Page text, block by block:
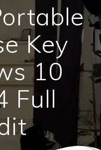
Key
10
Full